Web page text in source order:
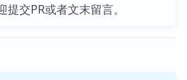
交PR或者文末留言。